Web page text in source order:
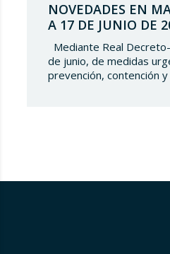
NOVEDADES EN
A 17 DE JUNIO DE
Mediante Real
de junio, de medidas
prevención, contención